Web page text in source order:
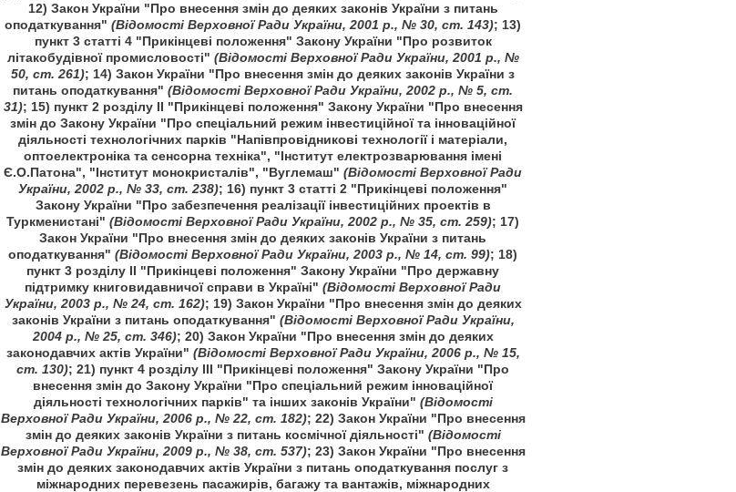
12) Закон України "Про внесення змін до деяких законів України з питань
оподаткування" (Відомості Верховної Ради України, 2001 р., № 30, ст. 143); 13)
пункт 3 статті 4 "Прикінцеві положення" Закону України "Про розвиток
літакобудівної промисловості" (Відомості Верховної Ради України, 2001 р., №
50, ст. 261); 14) Закон України "Про внесення змін до деяких законів України з
питань оподаткування" (Відомості Верховної Ради України, 2002 р., № 5, ст.
31); 15) пункт 2 розділу ІІ "Прикінцеві положення" Закону України "Про внесення
змін до Закону України "Про спеціальний режим інвестиційної та інноваційної
діяльності технологічних парків "Напівпровідникові технології і матеріали,
оптоелектроніка та сенсорна техніка", "Інститут електрозварювання імені
Є.О.Патона", "Інститут монокристалів", "Вуглемаш" (Відомості Верховної Ради
України, 2002 р., № 33, ст. 238); 16) пункт 3 статті 2 "Прикінцеві положення"
Закону України "Про забезпечення реалізації інвестиційних проектів в
Туркменистані" (Відомості Верховної Ради України, 2002 р., № 35, ст. 259); 17)
Закон України "Про внесення змін до деяких законів України з питань
оподаткування" (Відомості Верховної Ради України, 2003 р., № 14, ст. 99); 18)
пункт 3 розділу ІІ "Прикінцеві положення" Закону України "Про державну
підтримку книговидавничої справи в Україні" (Відомості Верховної Ради
України, 2003 р., № 24, ст. 162); 19) Закон України "Про внесення змін до деяких
законів України з питань оподаткування" (Відомості Верховної Ради України,
2004 р., № 25, ст. 346); 20) Закон України "Про внесення змін до деяких
законодавчих актів України" (Відомості Верховної Ради України, 2006 р., № 15,
ст. 130); 21) пункт 4 розділу ІІІ "Прикінцеві положення" Закону України "Про
внесення змін до Закону України "Про спеціальний режим інноваційної
діяльності технологічних парків" та інших законів України" (Відомості
Верховної Ради України, 2006 р., № 22, ст. 182); 22) Закон України "Про внесення
змін до деяких законів України з питань космічної діяльності" (Відомості
Верховної Ради України, 2009 р., № 38, ст. 537); 23) Закон України "Про внесення
змін до деяких законодавчих актів України з питань оподаткування послуг з
міжнародних перевезень пасажирів, багажу та вантажів, міжнародних